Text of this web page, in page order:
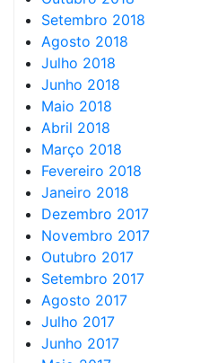
Setembro 2018
Agosto 2018
Julho 2018
Junho 2018
Maio 2018
Abril 2018
Março 2018
Fevereiro 2018
Janeiro 2018
Dezembro 2017
Novembro 2017
Outubro 2017
Setembro 2017
Agosto 2017
Julho 2017
Junho 2017